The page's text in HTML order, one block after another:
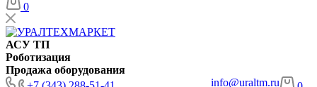
0
АСУ ТП
Роботизация
Продажа оборудования
info@uraltm.ru